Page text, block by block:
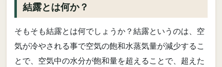
結露とは何か？
そもそも結露とは何でしょうか？結露というのは、空
気が冷やされる事で空気の飽和水蒸気量が減少するこ
とで、空気中の水分が飽和量を超えることで、超えた